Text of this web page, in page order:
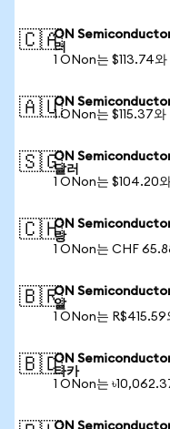
🇨🇦ON
러
1 ONon는 $113.74와
🇦🇺ON
1 ONon는 $115.37와
🇸🇬ON
달러
1 ONon는 $104.20
🇨🇭ON
랑
1 ONon는 CHF
🇧🇷ON
알
1 ONon는 R$415.59
🇧🇩ON
타카
1 ONon는
ON